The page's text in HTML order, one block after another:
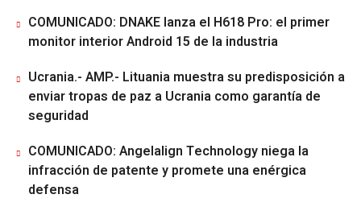
COMUNICADO: DNAKE lanza el H618 Pro: el primer
monitor interior Android 15 de la industria
Ucrania.- AMP.- Lituania muestra su predisposición a
enviar tropas de paz a Ucrania como garantía de
seguridad
COMUNICADO: Angelalign Technology niega la
infracción de patente y promete una enérgica
defensa